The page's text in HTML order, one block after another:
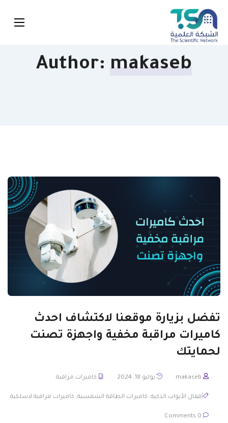
Author: makaseb
تفضل بزيارة موقعنا لاكتشاف احدث
كاميرات مراقبة مخفية واجهزة تصنت
لحمايتك
makaseb يوليو 18, 2024 كاميرات مراقبة
أقفال الأبواب الذكية, كاميرات الطاقة الشمسية, كاميرات مراقبة لاسلكية